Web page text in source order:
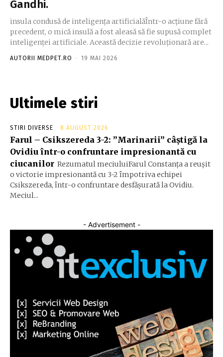
Gandhi.
insula condusă de inteligența artificialăÎntr-o acțiune fără
precedent, o mică insulă a fost aleasă să fie supusă complet
inteligenței artificiale. Această decizie revoluționară are...
AUTORII MEDPET.RO - 19 MAI 2026
Ultimele stiri
STIRI DIVERSE 8 AUGUST 2026
Farul – Csikszereda 3-2: ”Marinarii” câștigă la
Ovidiu într-o confruntare impresionantă cu
ciucanilor Rezumatul meciuluiFarul Constanța a reușit
o victorie impresionantă cu 3-2 împotriva echipei
Csikszereda, într-o confruntare desfășurată la Ovidiu.
Meciul...
- Advertisement -